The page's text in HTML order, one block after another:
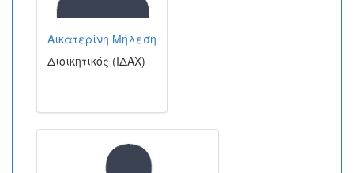
Αικατερίνη Μήλεση
Διοικητικός (ΙΔΑΧ)